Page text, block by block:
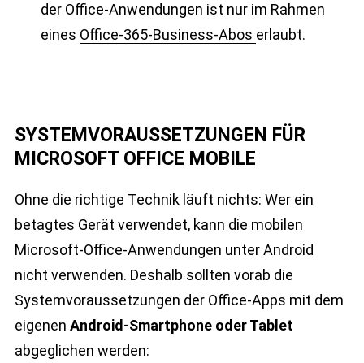
der Office-Anwendungen ist nur im Rahmen
eines Office-365-Business-Abos erlaubt.
SYSTEMVORAUSSETZUNGEN FÜR
MICROSOFT OFFICE MOBILE
Ohne die richtige Technik läuft nichts: Wer ein
betagtes Gerät verwendet, kann die mobilen
Microsoft-Office-Anwendungen unter Android
nicht verwenden. Deshalb sollten vorab die
Systemvoraussetzungen der Office-Apps mit dem
eigenen Android-Smartphone oder Tablet
abgeglichen werden: